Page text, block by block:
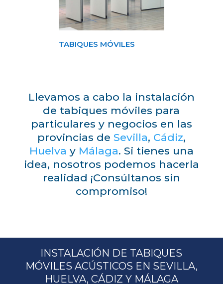
TABIQUES MÓVILES
Llevamos a cabo la instalación
de tabiques móviles para
particulares y negocios en las
provincias de Sevilla, Cádiz,
Huelva y Málaga. Si tienes una
idea, nosotros podemos hacerla
realidad ¡Consúltanos sin
compromiso!
INSTALACIÓN DE TABIQUES
MÓVILES ACÚSTICOS EN SEVILLA,
HUELVA, CÁDIZ Y MÁLAGA